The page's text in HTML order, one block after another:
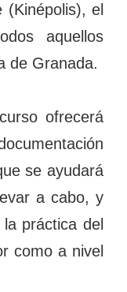
el
aquellos
de Granada.
ofrecerá
se ayudará
a cabo, y
práctica del
como a nivel